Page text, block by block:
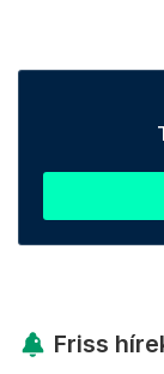
Friss